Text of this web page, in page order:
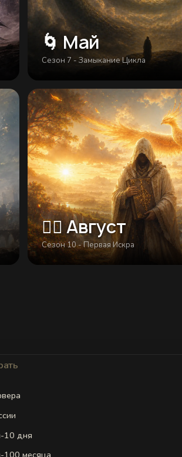
🌀 Май
Сезон 7 - Замыкание Цикла
🐦‍🔥 Август
Сезон 10 - Первая Искра
10 дня